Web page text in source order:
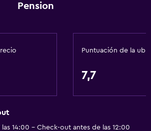
Pension
Puntuación de la
7,7
14:00 - Check-out antes de las 12:00